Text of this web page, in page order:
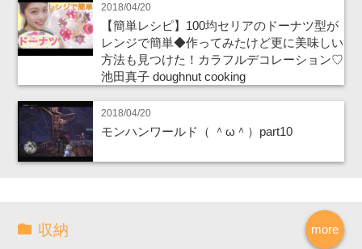
2018/04/20
【簡単レシピ】100均セリアのドーナツ型が
レンジで簡単◆作ってみたけど更に美味しい
方法も見つけた！カラフルデコレーション♡
池田真子 doughnut cooking
2018/04/20
モンハンワールド（ ＾ω＾）part10
more
収納